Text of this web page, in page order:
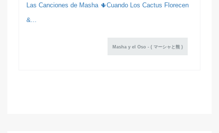
Las Canciones de Masha 🌵Cuando Los Cactus Florecen
&...
Masha y el Oso - ( マーシャと熊 )